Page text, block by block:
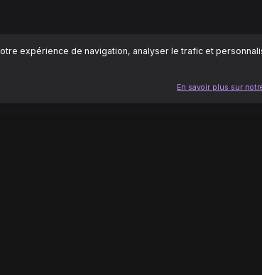
expérience de navigation, analyser le trafic et
En savoir plus sur